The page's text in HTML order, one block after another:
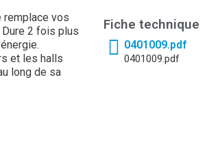
remplace vos
2 fois plus
et les halls
long de sa
Fiche technique
0401009.pdf
0401009.pdf